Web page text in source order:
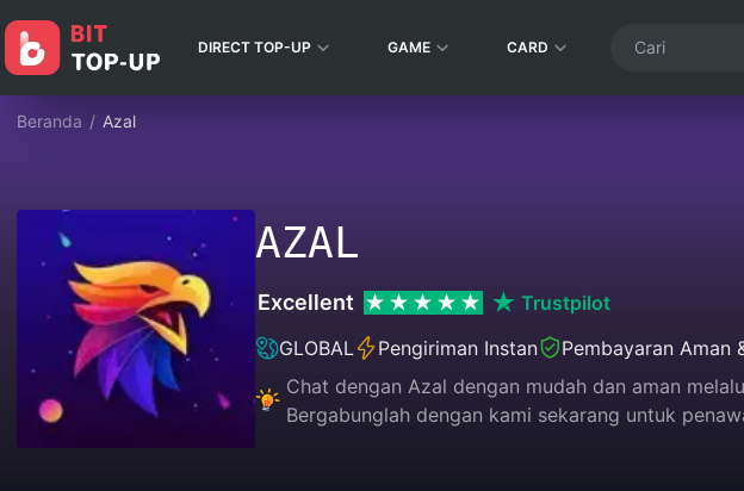
DIRECT TOP-UP GAME CARD
Beranda / Azal
AZAL
Excellent
Trustpilot
GLOBAL
Pengiriman Instan
Pembayaran Aman
Chat dengan Azal dengan mudah dan aman
Bergabunglah dengan kami sekarang untuk